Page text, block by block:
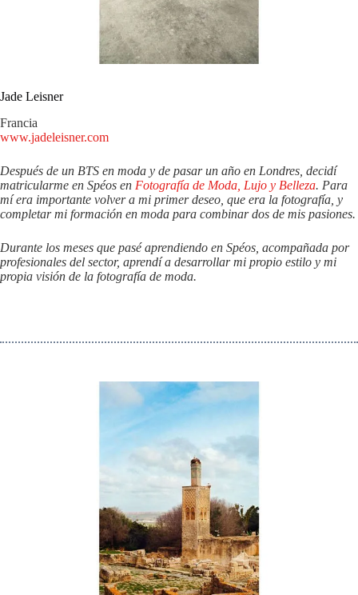
Jade Leisner
Francia
www.jadeleisner.com
Después de un BTS en moda y de pasar un año en Londres, decidí
matricularme en Spéos en Fotografía de Moda, Lujo y Belleza. Para
mí era importante volver a mi primer deseo, que era la fotografía, y
completar mi formación en moda para combinar dos de mis pasiones.
Durante los meses que pasé aprendiendo en Spéos, acompañada por
profesionales del sector, aprendí a desarrollar mi propio estilo y mi
propia visión de la fotografía de moda.